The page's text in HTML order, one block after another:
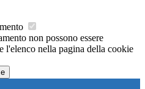
non possono essere
l'elenco nella pagina della cookie